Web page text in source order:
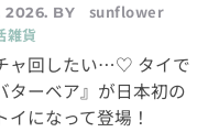
2026. BY
sunflower
貨
ャ回したい…♡ タイで
ターベア』が日本初の
イになって登場！